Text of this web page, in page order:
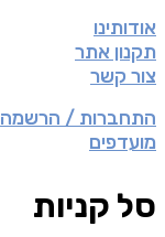
אודותינו
תקנון אתר
צור קשר
התחברות / הרשמה
מועדפים
סל קניות